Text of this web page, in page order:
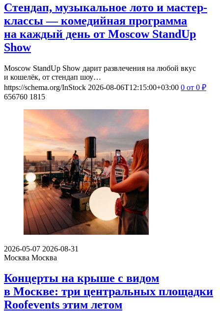
Стендап, музыкальное лото и мастер-
классы — комедийная программа
на каждый день от Moscow StandUp
Show
Moscow StandUp Show дарит развлечения на любой вкус
и кошелёк, от стендап шоу…
https://schema.org/InStock 2026-08-06T12:15:00+03:00 0 от 0 ₽
656760 1815
2026-05-07 2026-08-31
Москва Москва
Концерты на крыше с видом
в Москве: три центральных площадки
Roofevents этим летом